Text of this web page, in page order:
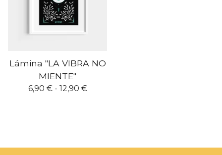
Lámina "LA VIBRA NO
MIENTE"
6,90 €- 12,90 €